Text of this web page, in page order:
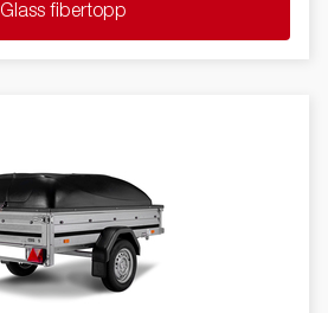
Glass fibertopp